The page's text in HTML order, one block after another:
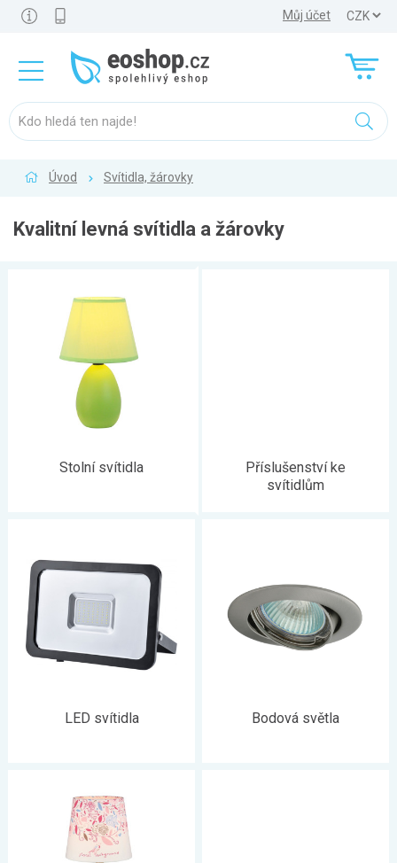
Můj účet
Úvod Svítidla, žárovky
Kvalitní levná svítidla a žárovky
Stolní svítidla
Příslušenství ke
svítidlům
LED svítidla Bodová světla